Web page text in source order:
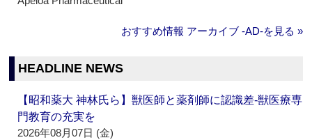
おすすめ情報 アーカイブ ‐AD‐を見る »
HEADLINE NEWS
【昭和薬大 神林氏ら】獣医師と薬剤師に認識差‐獣医療専
門教育の充実を
2026年08月07日 (金)